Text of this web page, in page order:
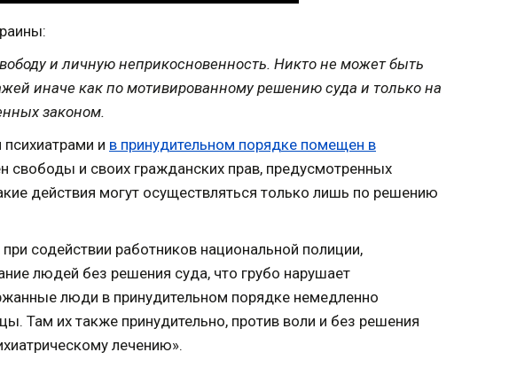
и личную неприкосновенность. Никто не может быть
иначе как по мотивированному решению суда и только на
законом.
и в принудительном порядке помещен в
свободы и своих гражданских прав, предусмотренных
действия могут осуществляться только лишь по решению
содействии работников национальной полиции,
людей без решения суда, что грубо нарушает
люди в принудительном порядке немедленно
Там их также принудительно, против воли и без решения
лечению».